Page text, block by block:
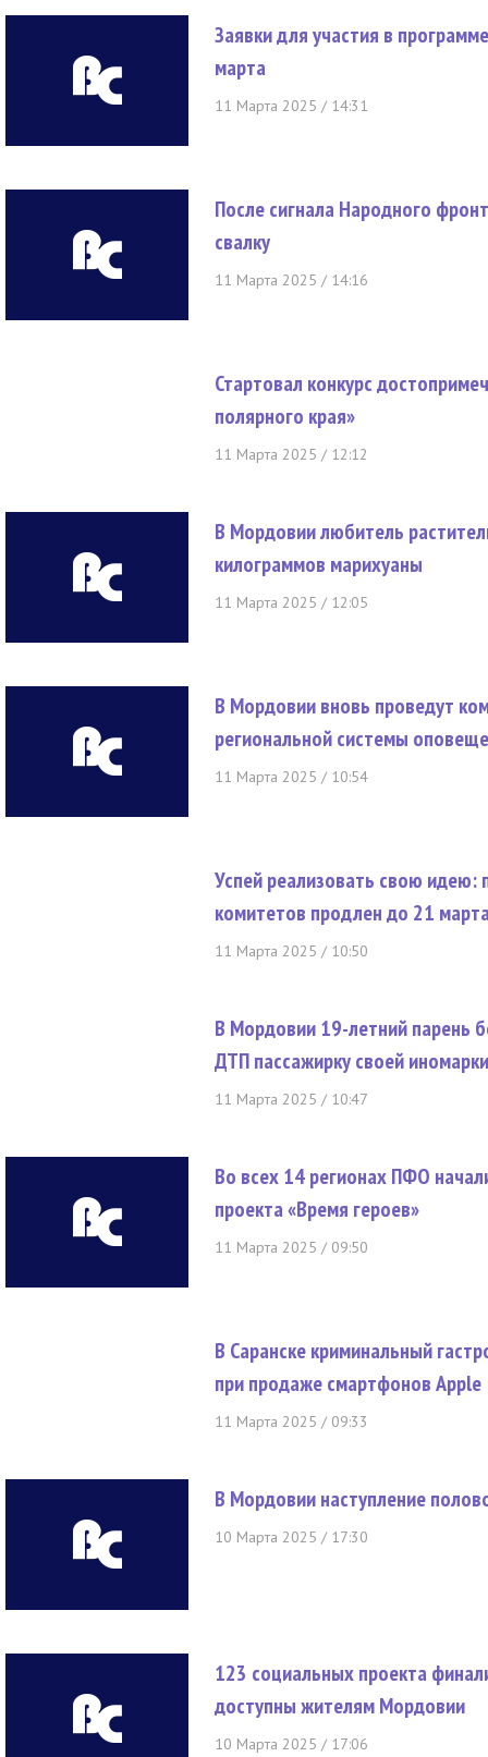
Заявки для участия в
марта
11 Марта 2025 / 14:31
После сигнала Народного
свалку
11 Марта 2025 / 14:16
Стартовал конкурс
полярного края»
11 Марта 2025 / 12:12
В Мордовии любитель
килограммов марихуаны
11 Марта 2025 / 12:05
В Мордовии вновь проведут
региональной системы
11 Марта 2025 / 10:54
Успей реализовать свою идею:
комитетов продлен до 21
11 Марта 2025 / 10:50
В Мордовии 19-летний парень
ДТП пассажирку своей иномарки
11 Марта 2025 / 10:47
Во всех 14 регионах ПФО
проекта «Время героев»
11 Марта 2025 / 09:50
В Саранске криминальный
при продаже смартфонов Apple
11 Марта 2025 / 09:33
В Мордовии наступление
10 Марта 2025 / 17:30
123 социальных проекта
доступны жителям Мордовии
10 Марта 2025 / 17:06